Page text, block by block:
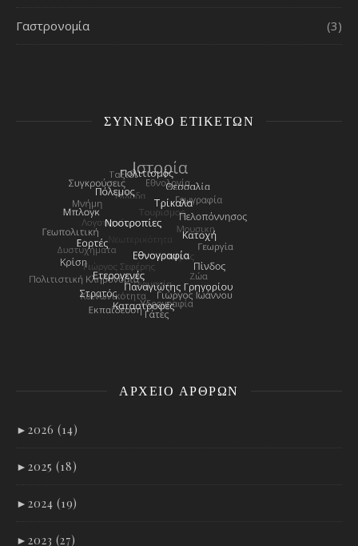
Γαστρονομία (3)
ΣΎΝΝΕΦΟ ΕΤΙΚΕΤΏΝ
ΑΡΧΕΊΟ ΑΡΘΡΩΝ
► 2026 (14)
► 2025 (18)
► 2024 (19)
► 2023 (27)